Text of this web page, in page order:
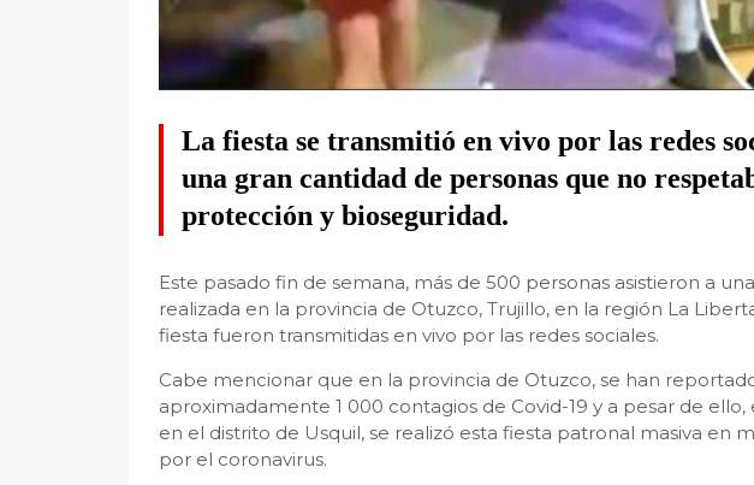
La fiesta se transmitió en vivo por las redes
una gran cantidad de personas que no
protección y bioseguridad.
Este pasado fin de semana, más de 500 personas asistieron a
realizada en la provincia de Otuzco, Trujillo, en la región La
fiesta fueron transmitidas en vivo por las redes sociales.
Cabe mencionar que en la provincia de Otuzco, se han
aproximadamente 1 000 contagios de Covid-19 y a pesar de ello,
en el distrito de Usquil, se realizó esta fiesta patronal masiva en
por el coronavirus.